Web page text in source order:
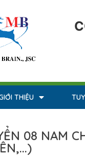
THIỆU
08 NAM